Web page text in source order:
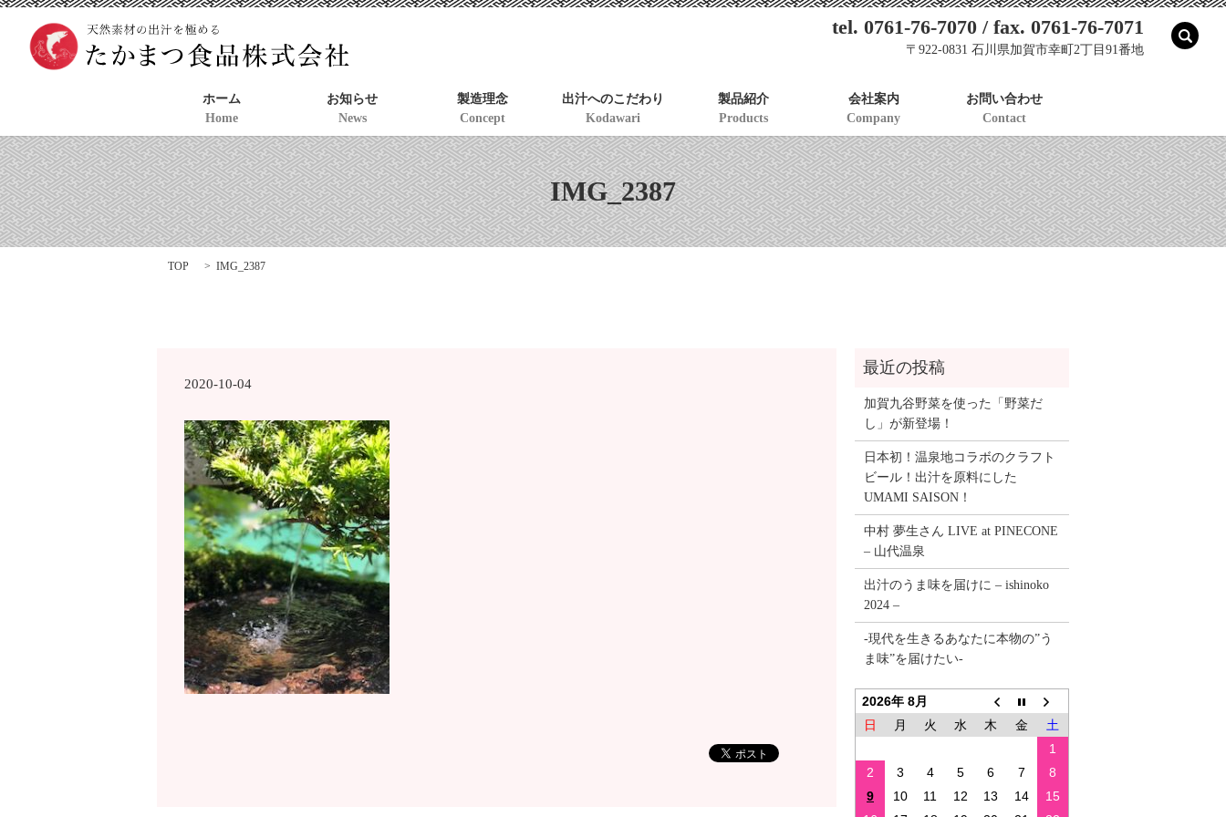
tel. 0761-76-7070 / fax. 0761-76-7071
〒922-0831 石川県加賀市幸町2丁目91番地
ホーム
Home
お知らせ
News
製造理念
Concept
出汁へのこだわり
Kodawari
製品紹介
Products
会社案内
Company
お問い合わせ
Contact
IMG_2387
TOP IMG_2387
2020-10-04
加賀九谷野菜を使った「野菜だ
し」が新登場！
日本初！温泉地コラボのクラフト
ビール！出汁を原料にした
UMAMI SAISON！
中村 夢生さん LIVE at PINECONE
– 山代温泉
出汁のうま味を届けに – ishinoko
2024 –
-現代を生きるあなたに本物の”う
ま味”を届けたい-
2026年 8月
日
月 火 水 木 金
土
1
2
3 4 5 6 7
8
9
10 11 12 13 14
15